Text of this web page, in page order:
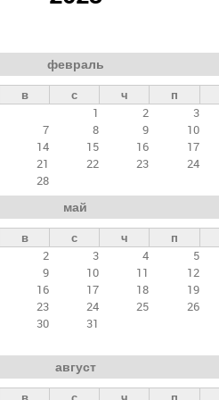
февраль
в с ч п
1
2 3
7 8 9 10
14 15 16 17
21 22 23 24
28
май
в с ч п
2 3 4 5
9 10 11 12
16 17 18 19
23 24 25 26
30 31
август